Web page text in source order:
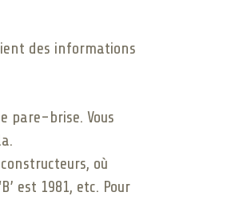
des informations
pare-brise. Vous
où
est 1981, etc. Pour